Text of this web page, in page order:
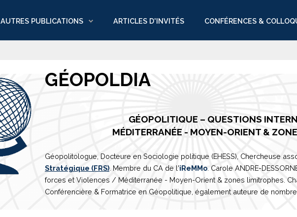
AUTRES PUBLICATIONS ARTICLES D'INVITÉS CONFÉRENCES &
GÉOPOLDIA
GÉOPOLITIQUE – QUESTIONS
MÉDITERRANÉE - MOYEN-ORIENT &
Géopolitologue, Docteure en Sociologie politique (EHESS), Chercheuse
Stratégique (FRS) . Membre du CA de l'iReMMo . Carole ANDRE-
forces et Violences / Méditerranée - Moyen-Orient & zones limitrophes.
Conférencière & Formatrice en Géopolitique, également auteure de